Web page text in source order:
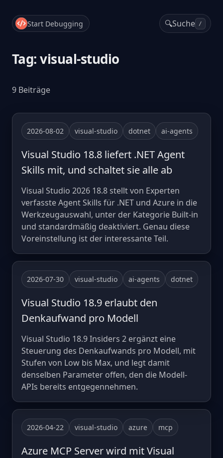
Start Debugging 🔍Suche /
Tag: visual-studio
9 Beiträge
2026-08-02 visual-studio dotnet ai-agents
Visual Studio 18.8 liefert .NET Agent
Skills mit, und schaltet sie alle ab
Visual Studio 2026 18.8 stellt von Experten
verfasste Agent Skills für .NET und Azure in die
Werkzeugauswahl, unter der Kategorie Built-in
und standardmäßig deaktiviert. Genau diese
Voreinstellung ist der interessante Teil.
2026-07-30 visual-studio ai-agents dotnet
Visual Studio 18.9 erlaubt den
Denkaufwand pro Modell
Visual Studio 18.9 Insiders 2 ergänzt eine
Steuerung des Denkaufwands pro Modell, mit
Stufen von Low bis Max, und legt damit
denselben Parameter offen, den die Modell-
APIs bereits entgegennehmen.
2026-04-22 visual-studio azure mcp
Azure MCP Server wird mit Visual